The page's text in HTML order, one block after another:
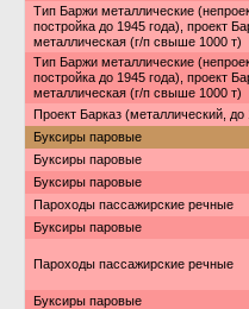
Тип Баржи металлические
постройка до 1945 года), проект
металлическая (г/п свыше 1000 т)
Тип Баржи металлические
постройка до 1945 года), проект
металлическая (г/п свыше 1000 т)
Проект Барказ (металлический, до
Буксиры паровые
Буксиры паровые
Буксиры паровые
Пароходы пассажирские речные
Буксиры паровые
Пароходы пассажирские речные
Буксиры паровые